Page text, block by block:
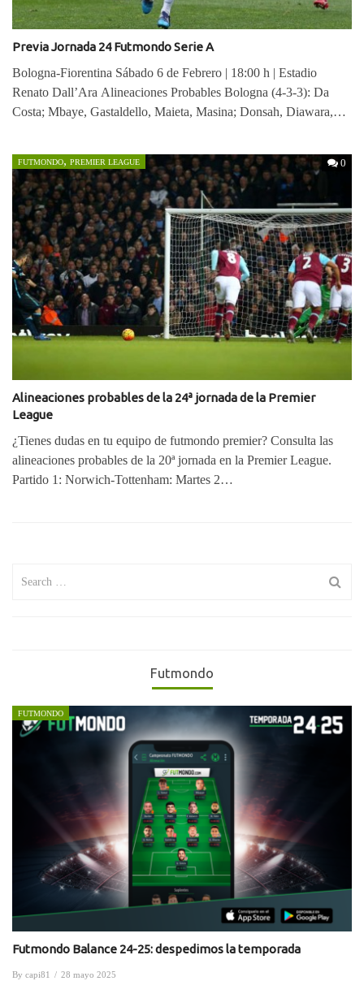
Previa Jornada 24 Futmondo Serie A
Bologna-Fiorentina Sábado 6 de Febrero | 18:00 h | Estadio
Renato Dall’Ara Alineaciones Probables Bologna (4-3-3): Da
Costa; Mbaye, Gastaldello, Maieta, Masina; Donsah, Diawara,
0
FUTMONDO, PREMIER LEAGUE
Alineaciones probables de la 24ª jornada de la Premier
League
¿Tienes dudas en tu equipo de futmondo premier? Consulta las
alineaciones probables de la 20ª jornada en la Premier League.
Partido 1: Norwich-Tottenham: Martes 2…
Futmondo
FUTMONDO
Futmondo Balance 24-25: despedimos la temporada
By capi81 / 28 mayo 2025